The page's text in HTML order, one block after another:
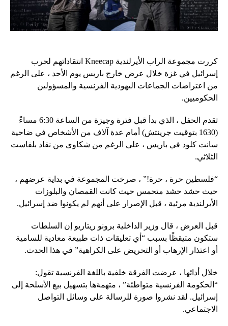
كررت مجموعة الراب الأيرلندية Kneecap انتقاداتهم لحرب
إسرائيل في غزة خلال عرض خارج باريس يوم الأحد ، على الرغم
من اعتراضات الجماعات اليهودية الفرنسية والمسؤولين
الحكوميين.
تقدم الحفل ، الذي بدأ قبل فترة وجيزة من الساعة 6:30 مساءً
(1630 بتوقيت جرينتش) أمام عدة آلاف من الأشخاص في ضاحية
سانت كلود في باريس ، على الرغم من شكاوى من نقاد بلفاست
الثلاثي.
“فلسطين حرة ، حرة!” ، صرخت المجموعة في بداية عرضهم ،
حيث حشد حشد متحمس حيث كانت القمصان والبلوزات
الأيرلندية مرئية ، قبل الإصرار على أنهم لم يكونوا ضد إسرائيل.
قبل العرض ، قال وزير الداخلية برونو ريتاريو إن السلطات
ستكون متيقظًا بسبب “أي تعليقات ذات طبيعة معادية للسامية
أو اعتذار الإرهاب أو التحريض على الكراهية” في هذا الحدث.
خلال أدائها ، عرضت الفرقة خلفية باللغة الفرنسية تقول:
“الحكومة الفرنسية متواطئة” ، متهمةها بتسهيل بيع الأسلحة إلى
إسرائيل. لقد نشروا صورة للرسالة على وسائل التواصل
الاجتماعي.